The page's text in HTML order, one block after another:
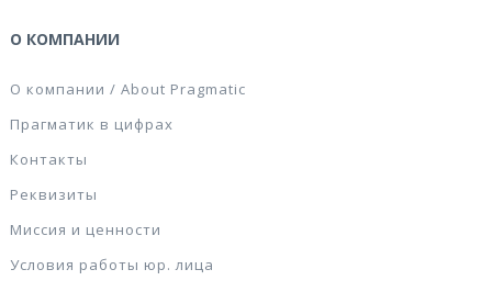
О КОМПАНИИ
О компании / About Pragmatic
Прагматик в цифрах
Контакты
Реквизиты
Миссия и ценности
Условия работы юр. лица